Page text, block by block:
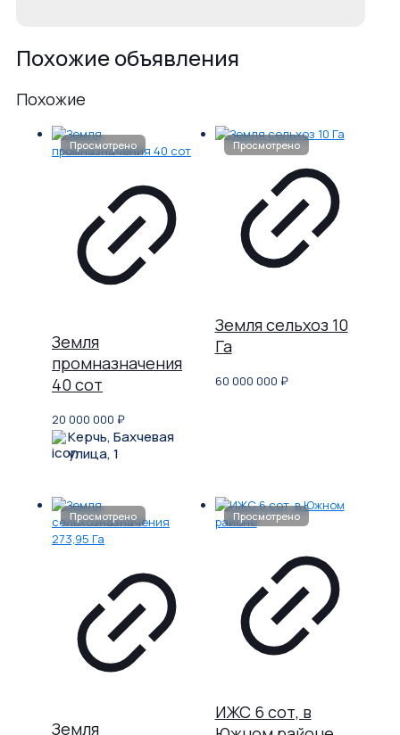
Похожие объявления
Похожие
Земля
промназначения
40 сот
20 000 000 ₽
Керчь, Бахчевая
улица, 1
Земля сельхоз 10
Га
60 000 000 ₽
Земля
ИЖС 6 сот, в